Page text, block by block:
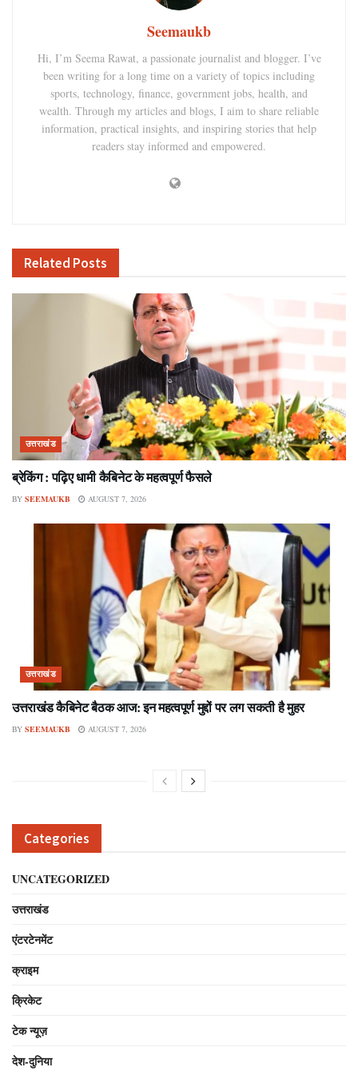
Seemaukb
Hi, I’m Seema Rawat, a passionate journalist and blogger. I’ve
been writing for a long time on a variety of topics including
sports, technology, finance, government jobs, health, and
wealth. Through my articles and blogs, I aim to share reliable
information, practical insights, and inspiring stories that help
readers stay informed and empowered.
Related Posts
उत्तराखंड
ब्रेकिंग : पढ़िए धामी कैबिनेट के महत्वपूर्ण फैसले
BY SEEMAUKB AUGUST 7, 2026
उत्तराखंड
उत्तराखंड कैबिनेट बैठक आज: इन महत्वपूर्ण मुद्दों पर लग सकती है मुहर
BY SEEMAUKB AUGUST 7, 2026
Categories
UNCATEGORIZED
उत्तराखंड
एंटरटेनमेंट
क्राइम
क्रिकेट
टेक न्यूज़
देश-दुनिया